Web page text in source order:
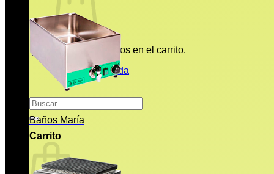
No hay productos en el carrito.
Volver a la tienda
Buscar
por:
Carrito
Baños María